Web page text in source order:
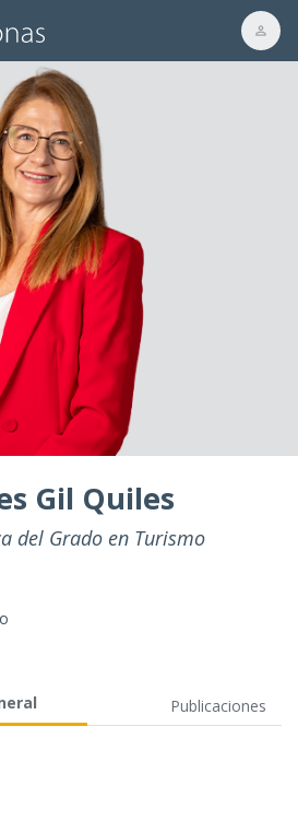
Gil Quiles
del Grado en Turismo
Publicaciones